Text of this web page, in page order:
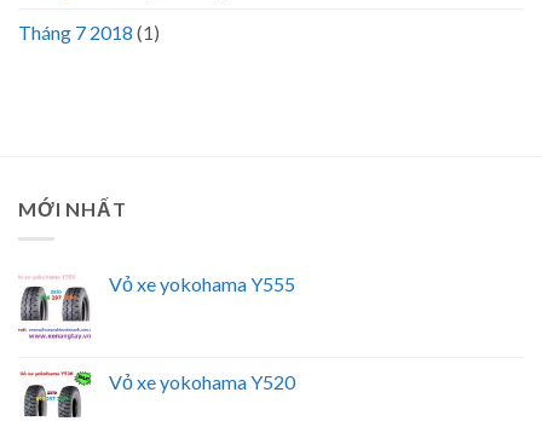
Tháng 7 2018 (1)
MỚI NHẤT
Vỏ xe yokohama Y555
Vỏ xe yokohama Y520